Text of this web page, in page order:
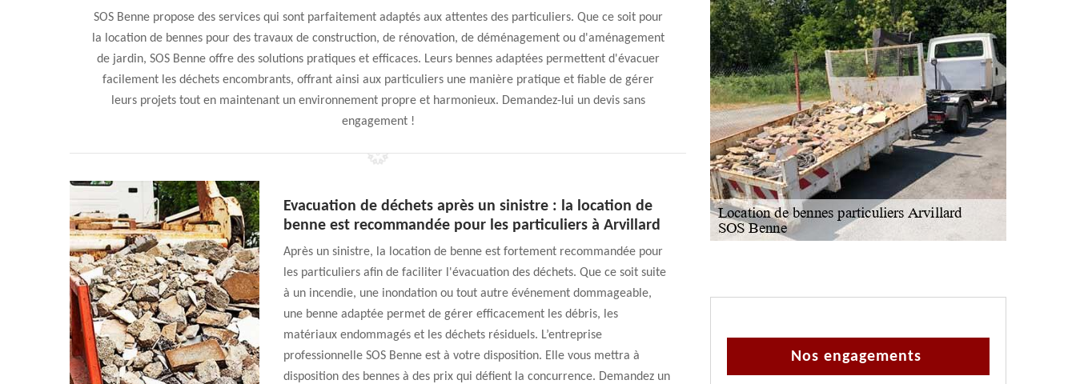
SOS Benne propose des services qui sont parfaitement adaptés aux attentes des particuliers. Que ce soit pour
la location de bennes pour des travaux de construction, de rénovation, de déménagement ou d'aménagement
de jardin, SOS Benne offre des solutions pratiques et efficaces. Leurs bennes adaptées permettent d'évacuer
facilement les déchets encombrants, offrant ainsi aux particuliers une manière pratique et fiable de gérer
leurs projets tout en maintenant un environnement propre et harmonieux. Demandez-lui un devis sans
engagement !
Evacuation de déchets après un sinistre : la location de
benne est recommandée pour les particuliers à Arvillard
Après un sinistre, la location de benne est fortement recommandée pour
les particuliers afin de faciliter l'évacuation des déchets. Que ce soit suite
à un incendie, une inondation ou tout autre événement dommageable,
une benne adaptée permet de gérer efficacement les débris, les
matériaux endommagés et les déchets résiduels. L’entreprise
professionnelle SOS Benne est à votre disposition. Elle vous mettra à
disposition des bennes à des prix qui défient la concurrence. Demandez un
Nos engagements